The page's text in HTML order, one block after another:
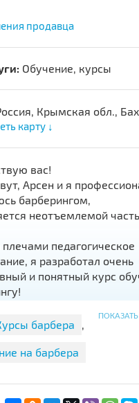
продавца
Обучение, курсы
Крымская обл.,
карту ↓
вас!
Арсен и я
барберингом,
неотъемлемой
педагогическое
я разработал очень
и понятный курс
профессию
что после моего
вам после курса с
на работу в барбершоп
барбера ,
на барбера